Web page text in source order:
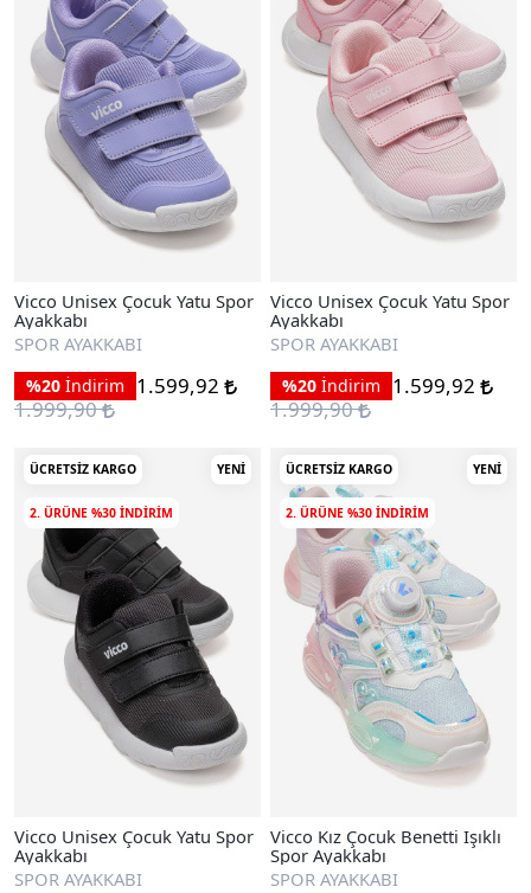
Vicco Unisex Çocuk Yatu Spor
Ayakkabı
SPOR AYAKKABI
%20 İndirim
1.599,92
1.999,90
Vicco Unisex Çocuk Yatu Spor
Ayakkabı
SPOR AYAKKABI
%20 İndirim
1.599,92
1.999,90
ÜCRETSIZ KARGO YENI
2. ÜRÜNE %30 INDIRIM
Vicco Unisex Çocuk Yatu Spor
Ayakkabı
SPOR AYAKKABI
ÜCRETSIZ KARGO YENI
2. ÜRÜNE %30 INDIRIM
Vicco Kız Çocuk Benetti Işıklı
Spor Ayakkabı
SPOR AYAKKABI